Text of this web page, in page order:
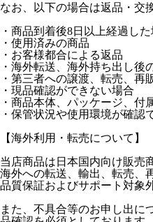
なお、以下の場合は返品・交
・商品到着後8日以上経過し
・使用済みの商品
・お客様都合による返品
・海外転送、海外持ち出し後
・第三者への譲渡、転売、再
・現品確認ができない場合
・商品本体、パッケージ、付
・保管状況や使用環境が確認
【海外利用・転売について】
当店商品は日本国内向け販売
海外への転送、輸出、転売、
品質保証およびサポート対象
また、不具合等のお申し出に